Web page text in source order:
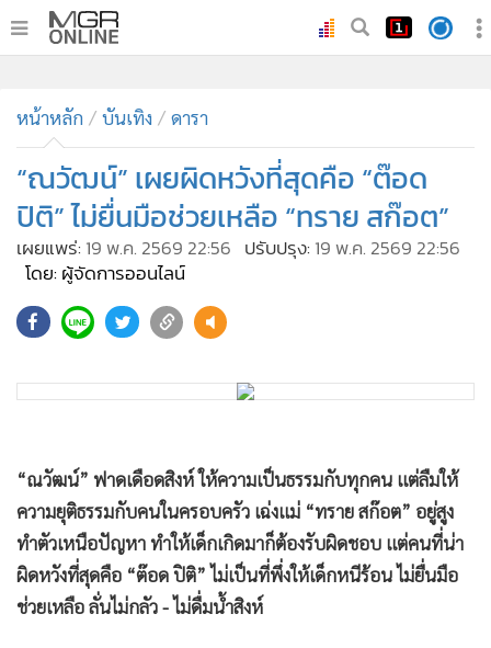
• ทันเหตุการณ์
• ภาคใต้
ภูมิภาค
• Online Section
• บันเทิง
ผู้จัดการรายวัน
• คอลัมนิสต์
• CbizReview
Good health & Well-being
• Green Innovation & SD
•
Management & HR
MGR Live
หน้าหลัก บันเทิง ดารา
“ณวัฒน์” เผยผิดหวังที่สุดคือ “ต๊อด
ปิติ” ไม่ยื่นมือช่วยเหลือ “ทราย สก๊อต”
เผยแพร่: 19 พ.ค. 2569 22:56 ปรับปรุง: 19 พ.ค. 2569 22:56
โดย: ผู้จัดการออนไลน์
“ณวัฒน์” ฟาดเดือดสิงห์ ให้ความเป็นธรรมกับทุกคน แต่ลืมให้
ความยุติธรรมกับคนในครอบครัว เฉ่งแม่ “ทราย สก๊อต” อยู่สูง
ทำตัวเหนือปัญหา ทำให้เด็กเกิดมาก็ต้องรับผิดชอบ แต่คนที่น่า
ผิดหวังที่สุดคือ “ต๊อด ปิติ” ไม่เป็นที่พึ่งให้เด็กหนีร้อน ไม่ยื่นมือ
ช่วยเหลือ ลั่นไม่กลัว - ไม่ดื่มน้ำสิงห์